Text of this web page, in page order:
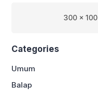
300 x 100
Categories
Umum
Balap